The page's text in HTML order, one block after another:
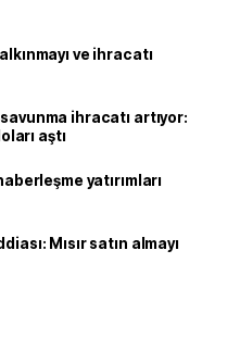
ve ihracatı
ihracatı artıyor:
aştı
yatırımları
Mısır satın almayı